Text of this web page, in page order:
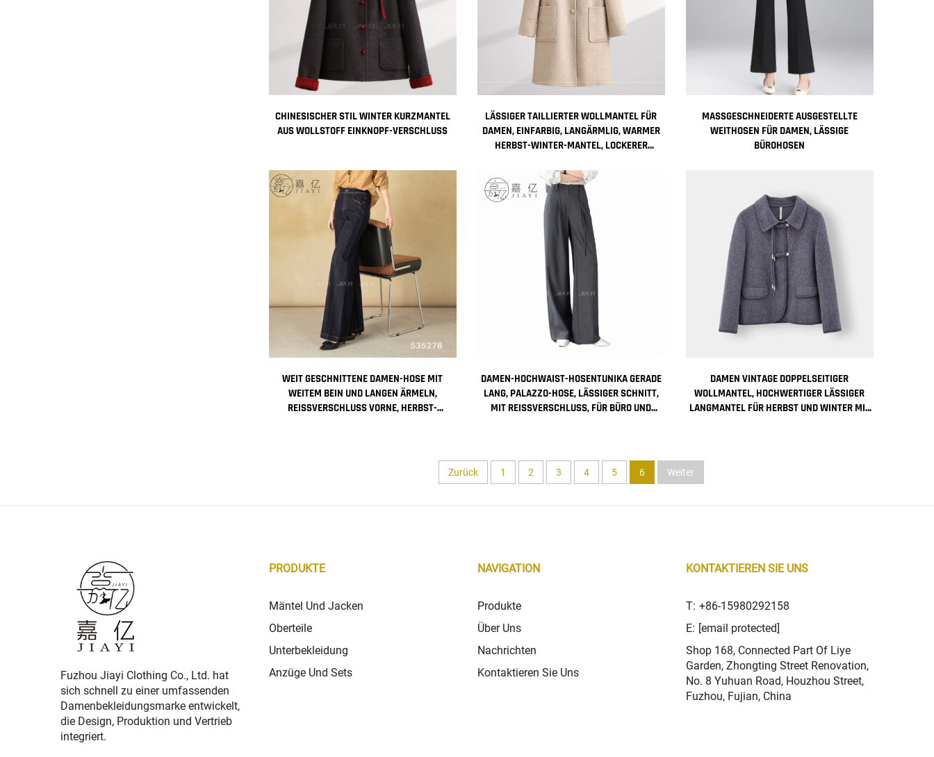
CHINESISCHER STIL WINTER KURZMANTEL
AUS WOLLSTOFF EINKNOPF-VERSCHLUSS
LÄSSIGER TAILLIERTER WOLLMANTEL FÜR
DAMEN, EINFARBIG, LANGÄRMLIG, WARMER
HERBST-WINTER-MANTEL, LOCKERER
AKTIONSVERKAUF
MASSGESCHNEIDERTE AUSGESTELLTE W
EITHOSEN FÜR DAMEN, LÄSSIGE B
ÜROHOSEN
WEIT GESCHNITTENE DAMEN-HOSE MIT
WEITEM BEIN UND LANGEN ÄRMELN,
REISSVERSCHLUSS VORNE, HERBST-S
DAMEN-HOCHWAIST-HOSENTUNIKA GERADE
LANG, PALAZZO-HOSE, LÄSSIGER SCHNITT,
MIT REISSVERSCHLUSS, FÜR BÜRO UND B
DAMEN VINTAGE DOPPELSEITIGER
WOLLMANTEL, HOCHWERTIGER LÄSSIGER
LANGMANTEL FÜR HERBST UND WINTER MIT
Zurück 1 2 3 4 5 6 Weiter
Fuzhou Jiayi Clothing Co., Ltd. hat
sich schnell zu einer umfassenden
Damenbekleidungsmarke entwickelt,
die Design, Produktion und Vertrieb
integriert.
PRODUKTE
Mäntel Und Jacken
Oberteile
Unterbekleidung
Anzüge Und Sets
NAVIGATION
Produkte
Über Uns
Nachrichten
Kontaktieren Sie Uns
KONTAKTIEREN SIE UNS
T: +86-15980292158
E: [email protected]
Shop 168, Connected Part Of Liye
Garden, Zhongting Street Renovation,
No. 8 Yuhuan Road, Houzhou Street,
Fuzhou, Fujian, China